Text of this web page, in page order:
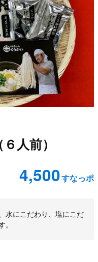
人前）
4,500すなっポ
水にこだわり、塩にこだ